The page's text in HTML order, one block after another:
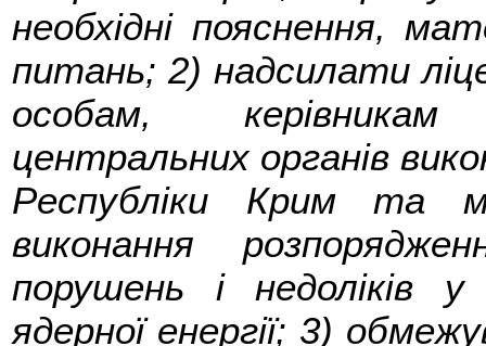
необхідні пояснення,
питань; 2) надсилати
особам, керівникам
центральних органів
Республіки Крим та
виконання
порушень і недоліків
ядерної енергії; 3)